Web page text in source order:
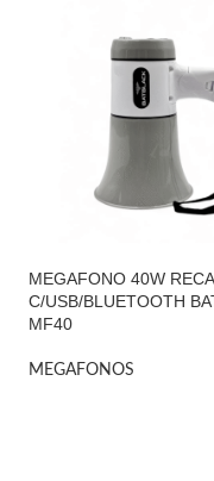
MEGAFONO 40W
C/USB/BLUETOOTH
MF40
MEGAFONOS